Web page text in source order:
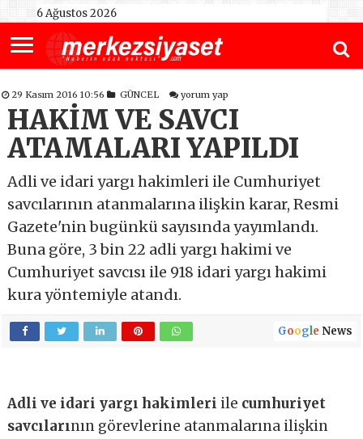
6 Ağustos 2026
29 Kasım 2016 10:56 GÜNCEL yorum yap
HAKİM VE SAVCI
ATAMALARI YAPILDI
Adli ve idari yargı hakimleri ile Cumhuriyet
savcılarının atanmalarına ilişkin karar, Resmi
Gazete'nin bugünkü sayısında yayımlandı.
Buna göre, 3 bin 22 adli yargı hakimi ve
Cumhuriyet savcısı ile 918 idari yargı hakimi
kura yöntemiyle atandı.
Google News
Adli ve idari yargı hakimleri ile cumhuriyet
savcılarının görevlerine atanmalarına ilişkin